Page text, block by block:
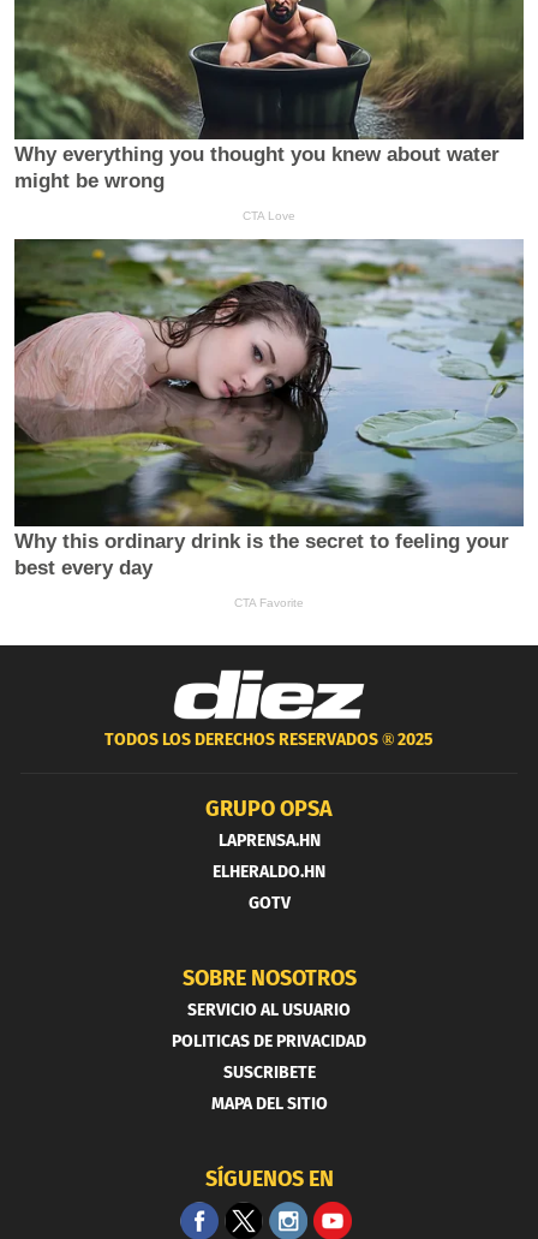
TODOS LOS DERECHOS RESERVADOS ®2025
GRUPO OPSA
LAPRENSA.HN
ELHERALDO.HN
GOTV
SOBRE NOSOTROS
SERVICIO AL USUARIO
POLITICAS DE PRIVACIDAD
SUSCRIBETE
MAPA DEL SITIO
SÍGUENOS EN